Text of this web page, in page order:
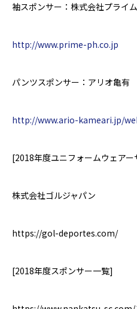
袖スポンサー：株式会社プライム
http://www.prime-ph.co.jp
パンツスポンサー：アリオ亀有
http://www.ario-kameari.jp/
[2018年度ユニフォームウェアー
株式会社ゴルジャパン
https://gol-deportes.com/
[2018年度スポンサー一覧]